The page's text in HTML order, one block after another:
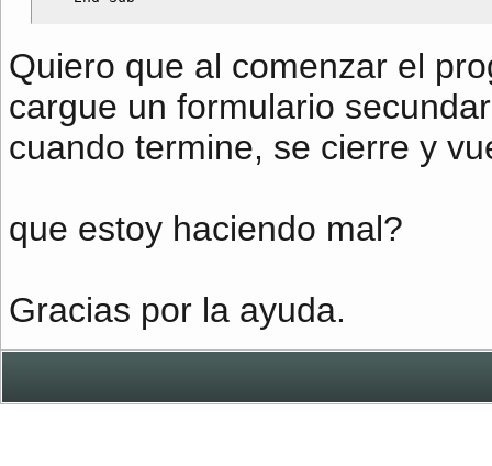
Quiero que al comenzar el
cargue un formulario
cuando termine, se cierre y
que estoy haciendo mal?
Gracias por la ayuda.